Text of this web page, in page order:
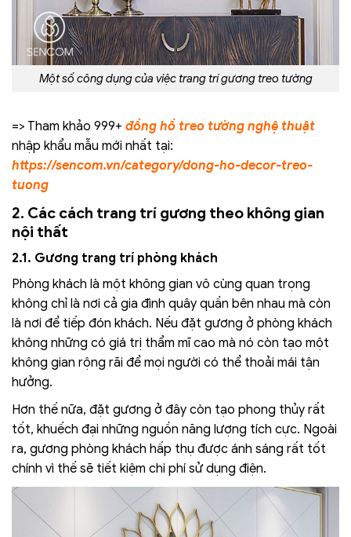
Một số công dụng của việc trang trí gương treo tường
=> Tham khảo 999+ đồng hồ treo tường nghệ thuật
nhập khẩu mẫu mới nhất tại:
https://sencom.vn/category/dong-ho-decor-treo-
tuong
2. Các cách trang trí gương theo không gian
nội thất
2.1. Gương trang trí phòng khách
Phòng khách là một không gian vô cùng quan trọng
không chỉ là nơi cả gia đình quây quần bên nhau mà còn
là nơi để tiếp đón khách. Nếu đặt gương ở phòng khách
không những có giá trị thẩm mĩ cao mà nó còn tạo một
không gian rộng rãi để mọi người có thể thoải mái tận
hưởng.
Hơn thế nữa, đặt gương ở đây còn tạo phong thủy rất
tốt, khuếch đại những nguồn năng lượng tích cực. Ngoài
ra, gương phòng khách hấp thụ được ánh sáng rất tốt
chính vì thế sẽ tiết kiệm chi phí sử dụng điện.